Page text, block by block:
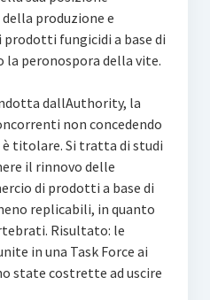
produzione e
fungicidi a base di
peronospora della vite.
dallAuthority, la
non concedendo
è titolare. Si tratta di studi
il rinnovo delle
di prodotti a base di
replicabili, in quanto
Risultato: le
in una Task Force ai
state costrette ad uscire